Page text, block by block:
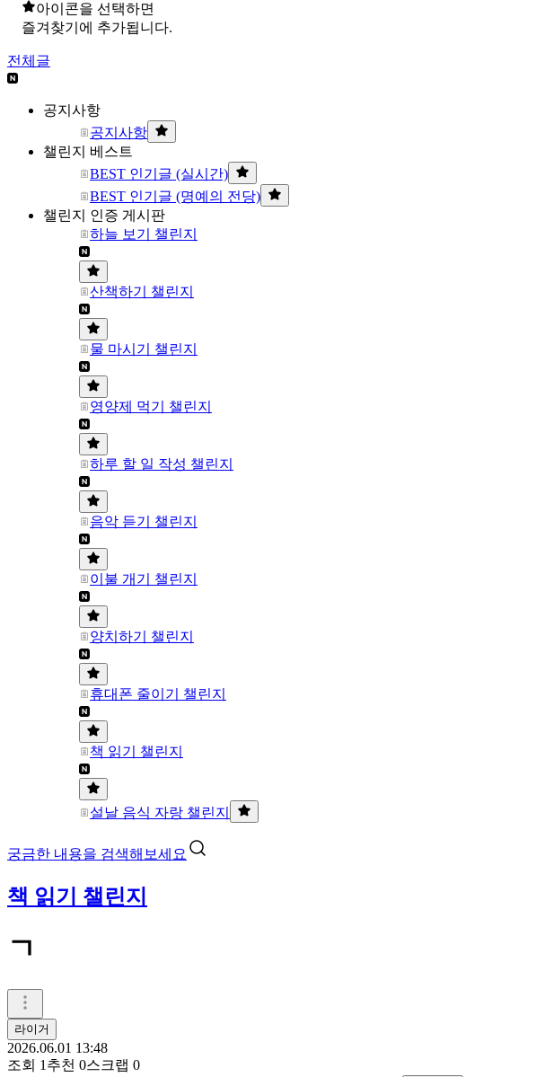
아이콘을 선택하면
즐겨찾기에 추가됩니다.
전체글
공지사항
공지사항
챌린지 베스트
BEST 인기글 (실시간)
BEST 인기글 (명예의 전당)
챌린지 인증 게시판
하늘 보기 챌린지
산책하기 챌린지
물 마시기 챌린지
영양제 먹기 챌린지
하루 할 일 작성 챌린지
음악 듣기 챌린지
이불 개기 챌린지
양치하기 챌린지
휴대폰 줄이기 챌린지
책 읽기 챌린지
설날 음식 자랑 챌린지
궁금한 내용을 검색해보세요
책 읽기 챌린지
ㄱ
라이거
2026.06.01 13:48
조회 1 추천 0스크랩 0